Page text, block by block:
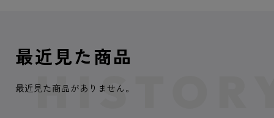
最近見た商品
最近見た商品がありません。